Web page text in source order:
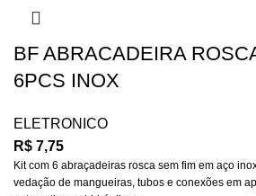
BF ABRACADEIRA
6PCS INOX
ELETRONICO
R$ 7,75
Kit com 6 abraçadeiras rosca sem fim em aço
vedação de mangueiras, tubos e conexões em